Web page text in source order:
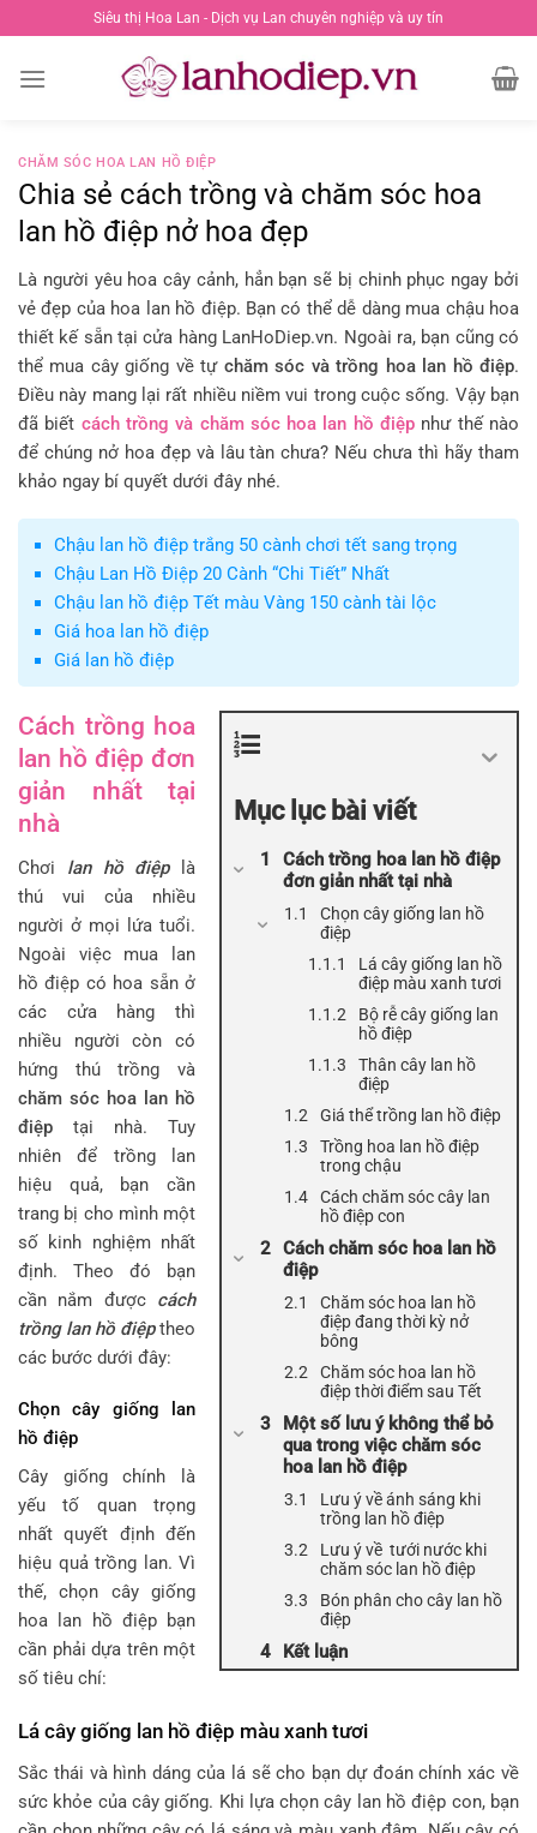
đến
nội
Siêu thị Hoa Lan - Dịch vụ Lan chuyên nghiệp và uy tín
CHĂM SÓC HOA LAN HỒ ĐIỆP
Chia sẻ cách trồng và chăm sóc hoa
lan hồ điệp nở hoa đẹp
Là người yêu hoa cây cảnh, hẳn bạn sẽ bị chinh phục ngay bởi
vẻ đẹp của hoa lan hồ điệp. Bạn có thể dễ dàng mua chậu hoa
thiết kế sẵn tại cửa hàng LanHoDiep.vn. Ngoài ra, bạn cũng có
thể mua cây giống về tự chăm sóc và trồng hoa lan hồ điệp.
Điều này mang lại rất nhiều niềm vui trong cuộc sống. Vậy bạn
đã biết cách trồng và chăm sóc hoa lan hồ điệp như thế nào
để chúng nở hoa đẹp và lâu tàn chưa? Nếu chưa thì hãy tham
khảo ngay bí quyết dưới đây nhé.
Chậu lan hồ điệp trắng 50 cành chơi tết sang trọng
Chậu Lan Hồ Điệp 20 Cành “Chi Tiết” Nhất
Chậu lan hồ điệp Tết màu Vàng 150 cành tài lộc
Giá hoa lan hồ điệp
Giá lan hồ điệp
Mục lục bài viết
Cách trồng hoa lan hồ điệp
đơn giản nhất tại nhà
Chọn cây giống lan hồ
điệp
Lá cây giống lan hồ
điệp màu xanh tươi
Bộ rễ cây giống lan
hồ điệp
Thân cây lan hồ
điệp
Giá thể trồng lan hồ điệp
Trồng hoa lan hồ điệp
trong chậu
Cách chăm sóc cây lan
hồ điệp con
Cách chăm sóc hoa lan hồ
điệp
Chăm sóc hoa lan hồ
điệp đang thời kỳ nở
bông
Chăm sóc hoa lan hồ
điệp thời điểm sau Tết
Một số lưu ý không thể bỏ
qua trong việc chăm sóc
hoa lan hồ điệp
Lưu ý về ánh sáng khi
trồng lan hồ điệp
Lưu ý về tưới nước khi
chăm sóc lan hồ điệp
Bón phân cho cây lan hồ
điệp
Kết luận
Cách trồng hoa
lan hồ điệp đơn
giản nhất tại
nhà
Chơi lan hồ điệplà
thú vui của nhiều
người ở mọi lứa tuổi.
Ngoài việc mua lan
hồ điệp có hoa sẵn ở
các cửa hàng thì
nhiều người còn có
hứng thú trồng và
chăm sóc hoa lan hồ
điệp tại nhà. Tuy
nhiên để trồng lan
hiệu quả, bạn cần
trang bị cho mình một
số kinh nghiệm nhất
định. Theo đó bạn
cần nắm được cách
trồng lan hồ điệptheo
các bước dưới đây:
Chọn cây giống lan
hồ điệp
Cây giống chính là
yếu tố quan trọng
nhất quyết định đến
hiệu quả trồng lan. Vì
thế, chọn cây giống
hoa lan hồ điệp bạn
cần phải dựa trên một
số tiêu chí:
Lá cây giống lan hồ điệp màu xanh tươi
Sắc thái và hình dáng của lá sẽ cho bạn dự đoán chính xác về
sức khỏe của cây giống. Khi lựa chọn cây lan hồ điệp con, bạn